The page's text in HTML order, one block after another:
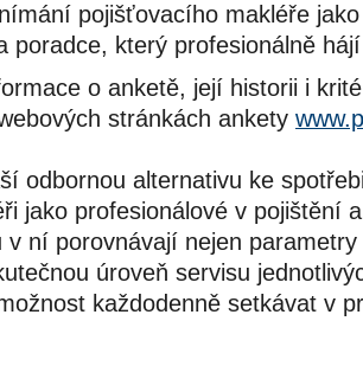
pojišťovacího makléře
poradce, který profesionálně
o anketě, její historii i
stránkách ankety
odbornou alternativu ke
jako profesionálové v pojištění
v ní porovnávají nejen
úroveň servisu
každodenně setkávat v